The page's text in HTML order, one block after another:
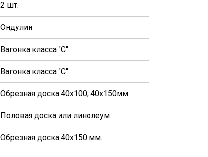
2 шт.
Ондулин
Вагонка класса "С"
Вагонка класса "С"
Обрезная доска 40х100; 40х150мм.
Половая доска или линолеум
Обрезная доска 40х150 мм.